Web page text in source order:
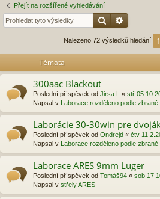
ka
Přejít na rozšířené vyhledávání
Hledat
Nalezeno 72 výsledků hledání 1
Témata
300aac Blackout
Poslední příspěvek od Jirsa.L « stř
Napsal v Laborace rozděleno podle zbraně
Laborácie 30-30win pre
Poslední příspěvek od Ondrejd « čtv
Napsal v Laborace rozděleno podle zbraně
Laborace ARES 9mm Luger
Poslední příspěvek od Tomáš94 « sob
Napsal v střely ARES